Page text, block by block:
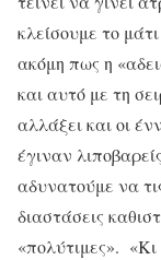
κλείσουμε το
ακόμη πως η
και αυτό με τη
αλλάξει και οι
έγιναν
αδυνατούμε να
διαστάσεις
«πολύτιμες».